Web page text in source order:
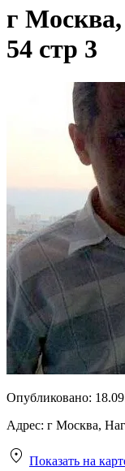
г
54 стр 3
Опубликовано:
Адрес: г Москва,
Показать на